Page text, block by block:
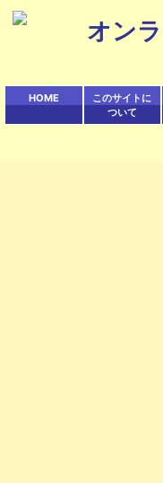
オン
HOME
このサイトに
ついて